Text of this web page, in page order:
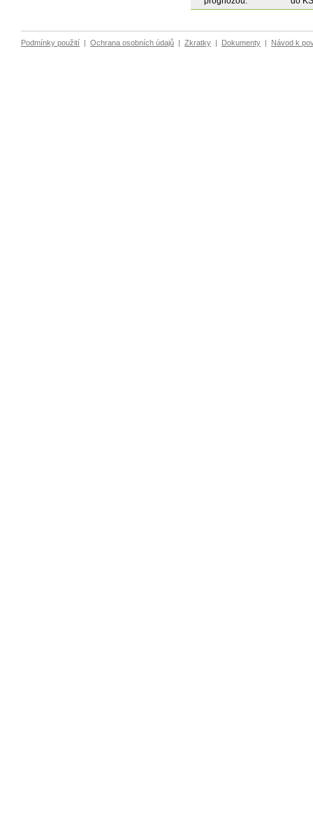
Podmínky použití | Ochrana osobních údajů | Zkratky | Dokumenty | Návod k